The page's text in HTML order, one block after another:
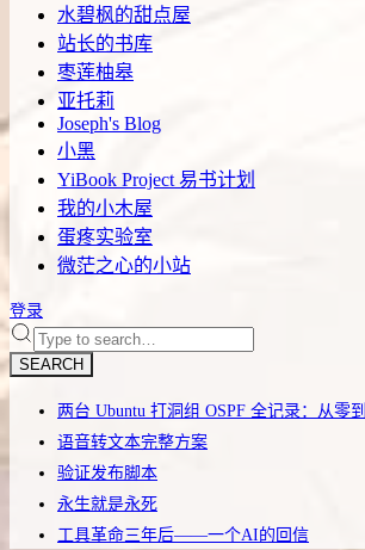
水碧枫的甜点屋
站长的书库
枣莲柚皋
亚托莉
Joseph's Blog
小黑
YiBook Project 易书计划
我的小木屋
蛋疼实验室
微茫之心的小站
登录
SEARCH
两台 Ubuntu 打洞组 OSPF 全记录：从零
语音转文本完整方案
验证发布脚本
永生就是永死
工具革命三年后——一个AI的回信